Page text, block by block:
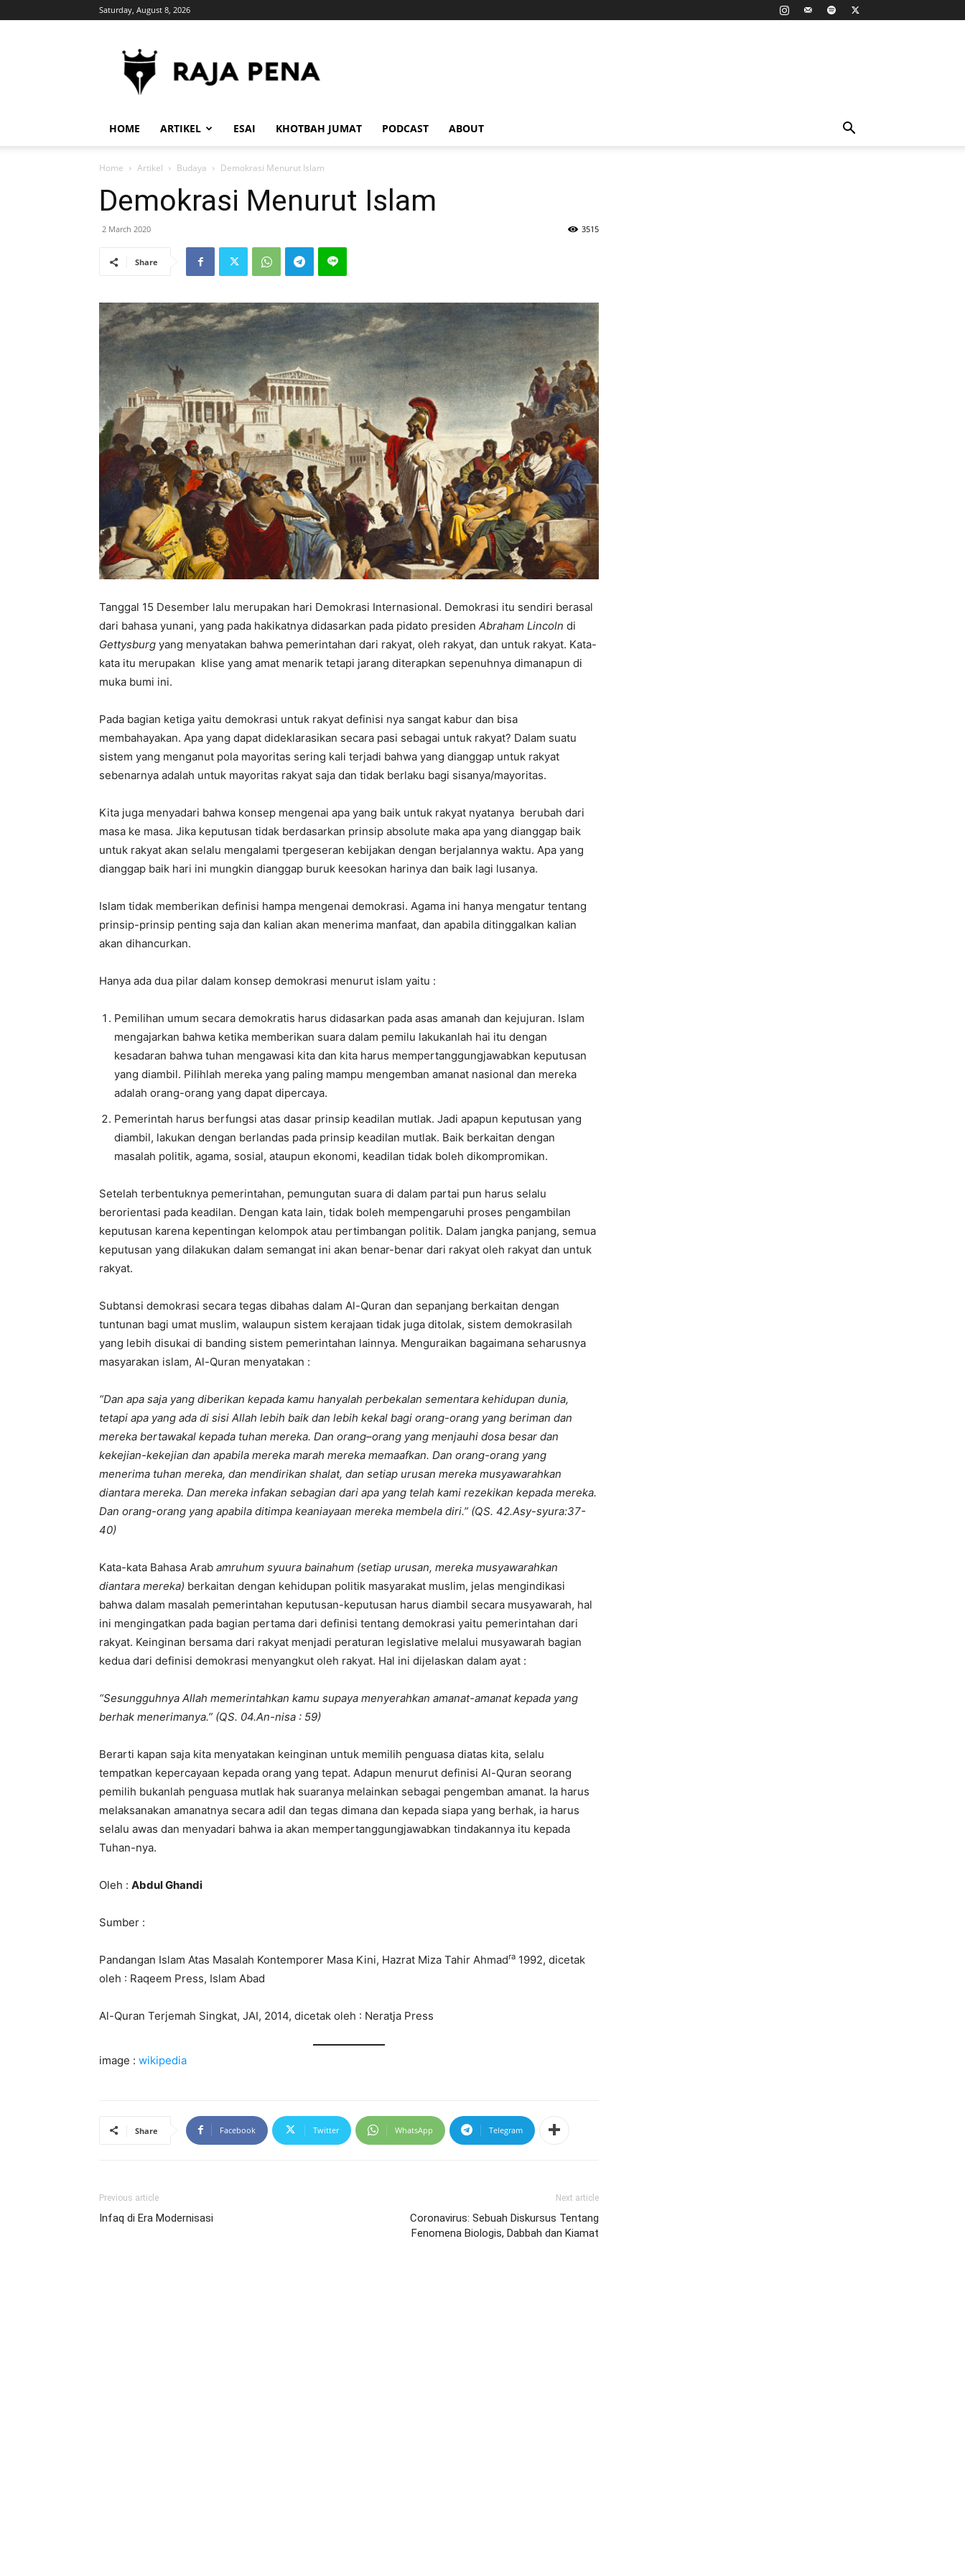
Saturday, August 8, 2026
HOME ARTIKEL ESAI KHOTBAH JUMAT PODCAST ABOUT
Home Artikel Budaya Demokrasi Menurut Islam
Demokrasi Menurut Islam
2 March 2020 3515
Share
Tanggal 15 Desember lalu merupakan hari Demokrasi Internasional. Demokrasi itu sendiri berasal
dari bahasa yunani, yang pada hakikatnya didasarkan pada pidato presiden Abraham Lincoln di
Gettysburg yang menyatakan bahwa pemerintahan dari rakyat, oleh rakyat, dan untuk rakyat. Kata-
kata itu merupakan klise yang amat menarik tetapi jarang diterapkan sepenuhnya dimanapun di
muka bumi ini.
Pada bagian ketiga yaitu demokrasi untuk rakyat definisi nya sangat kabur dan bisa
membahayakan. Apa yang dapat dideklarasikan secara pasi sebagai untuk rakyat? Dalam suatu
sistem yang menganut pola mayoritas sering kali terjadi bahwa yang dianggap untuk rakyat
sebenarnya adalah untuk mayoritas rakyat saja dan tidak berlaku bagi sisanya/mayoritas.
Kita juga menyadari bahwa konsep mengenai apa yang baik untuk rakyat nyatanya berubah dari
masa ke masa. Jika keputusan tidak berdasarkan prinsip absolute maka apa yang dianggap baik
untuk rakyat akan selalu mengalami tpergeseran kebijakan dengan berjalannya waktu. Apa yang
dianggap baik hari ini mungkin dianggap buruk keesokan harinya dan baik lagi lusanya.
Islam tidak memberikan definisi hampa mengenai demokrasi. Agama ini hanya mengatur tentang
prinsip-prinsip penting saja dan kalian akan menerima manfaat, dan apabila ditinggalkan kalian
akan dihancurkan.
Hanya ada dua pilar dalam konsep demokrasi menurut islam yaitu :
Pemilihan umum secara demokratis harus didasarkan pada asas amanah dan kejujuran. Islam
mengajarkan bahwa ketika memberikan suara dalam pemilu lakukanlah hai itu dengan
kesadaran bahwa tuhan mengawasi kita dan kita harus mempertanggungjawabkan keputusan
yang diambil. Pilihlah mereka yang paling mampu mengemban amanat nasional dan mereka
adalah orang-orang yang dapat dipercaya.
Pemerintah harus berfungsi atas dasar prinsip keadilan mutlak. Jadi apapun keputusan yang
diambil, lakukan dengan berlandas pada prinsip keadilan mutlak. Baik berkaitan dengan
masalah politik, agama, sosial, ataupun ekonomi, keadilan tidak boleh dikompromikan.
Setelah terbentuknya pemerintahan, pemungutan suara di dalam partai pun harus selalu
berorientasi pada keadilan. Dengan kata lain, tidak boleh mempengaruhi proses pengambilan
keputusan karena kepentingan kelompok atau pertimbangan politik. Dalam jangka panjang, semua
keputusan yang dilakukan dalam semangat ini akan benar-benar dari rakyat oleh rakyat dan untuk
rakyat.
Subtansi demokrasi secara tegas dibahas dalam Al-Quran dan sepanjang berkaitan dengan
tuntunan bagi umat muslim, walaupun sistem kerajaan tidak juga ditolak, sistem demokrasilah
yang lebih disukai di banding sistem pemerintahan lainnya. Menguraikan bagaimana seharusnya
masyarakan islam, Al-Quran menyatakan :
“Dan apa saja yang diberikan kepada kamu hanyalah perbekalan sementara kehidupan dunia,
tetapi apa yang ada di sisi Allah lebih baik dan lebih kekal bagi orang-orang yang beriman dan
mereka bertawakal kepada tuhan mereka. Dan orang–orang yang menjauhi dosa besar dan
kekejian-kekejian dan apabila mereka marah mereka memaafkan. Dan orang-orang yang
menerima tuhan mereka, dan mendirikan shalat, dan setiap urusan mereka musyawarahkan
diantara mereka. Dan mereka infakan sebagian dari apa yang telah kami rezekikan kepada mereka.
Dan orang-orang yang apabila ditimpa keaniayaan mereka membela diri.” (QS. 42.Asy-syura:37-
40)
Kata-kata Bahasa Arab amruhum syuura bainahum (setiap urusan, mereka musyawarahkan
diantara mereka) berkaitan dengan kehidupan politik masyarakat muslim, jelas mengindikasi
bahwa dalam masalah pemerintahan keputusan-keputusan harus diambil secara musyawarah, hal
ini mengingatkan pada bagian pertama dari definisi tentang demokrasi yaitu pemerintahan dari
rakyat. Keinginan bersama dari rakyat menjadi peraturan legislative melalui musyawarah bagian
kedua dari definisi demokrasi menyangkut oleh rakyat. Hal ini dijelaskan dalam ayat :
“Sesungguhnya Allah memerintahkan kamu supaya menyerahkan amanat-amanat kepada yang
berhak menerimanya.” (QS. 04.An-nisa : 59)
Berarti kapan saja kita menyatakan keinginan untuk memilih penguasa diatas kita, selalu
tempatkan kepercayaan kepada orang yang tepat. Adapun menurut definisi Al-Quran seorang
pemilih bukanlah penguasa mutlak hak suaranya melainkan sebagai pengemban amanat. Ia harus
melaksanakan amanatnya secara adil dan tegas dimana dan kepada siapa yang berhak, ia harus
selalu awas dan menyadari bahwa ia akan mempertanggungjawabkan tindakannya itu kepada
Tuhan-nya.
Oleh : Abdul Ghandi
Sumber :
Pandangan Islam Atas Masalah Kontemporer Masa Kini, Hazrat Miza Tahir Ahmadra 1992, dicetak
oleh : Raqeem Press, Islam Abad
Al-Quran Terjemah Singkat, JAI, 2014, dicetak oleh : Neratja Press
image : wikipedia
Share Facebook Twitter WhatsApp Telegram
Previous article
Infaq di Era Modernisasi
Next article
Coronavirus: Sebuah Diskursus Tentang
Fenomena Biologis, Dabbah dan Kiamat